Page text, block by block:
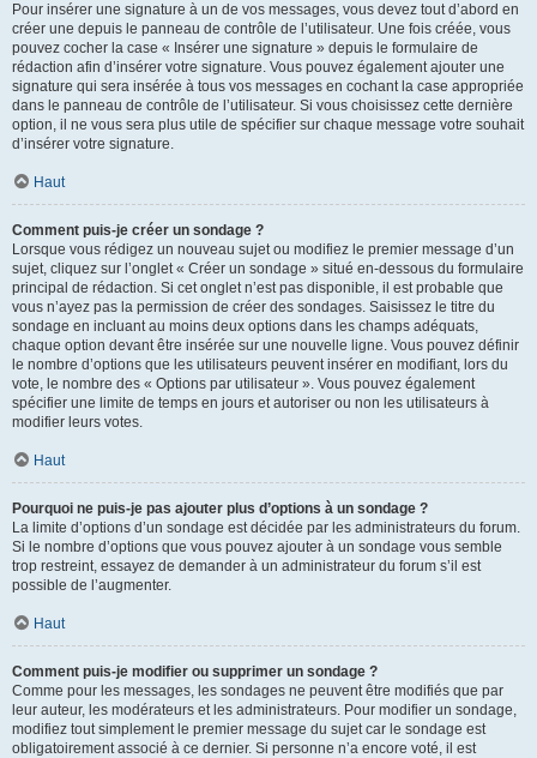
Pour insérer une signature à un de vos messages, vous devez tout d’abord en
créer une depuis le panneau de contrôle de l’utilisateur. Une fois créée, vous
pouvez cocher la case « Insérer une signature » depuis le formulaire de
rédaction afin d’insérer votre signature. Vous pouvez également ajouter une
signature qui sera insérée à tous vos messages en cochant la case appropriée
dans le panneau de contrôle de l’utilisateur. Si vous choisissez cette dernière
option, il ne vous sera plus utile de spécifier sur chaque message votre souhait
d’insérer votre signature.
Haut
Comment puis-je créer un sondage ?
Lorsque vous rédigez un nouveau sujet ou modifiez le premier message d’un
sujet, cliquez sur l’onglet « Créer un sondage » situé en-dessous du formulaire
principal de rédaction. Si cet onglet n’est pas disponible, il est probable que
vous n’ayez pas la permission de créer des sondages. Saisissez le titre du
sondage en incluant au moins deux options dans les champs adéquats,
chaque option devant être insérée sur une nouvelle ligne. Vous pouvez définir
le nombre d’options que les utilisateurs peuvent insérer en modifiant, lors du
vote, le nombre des « Options par utilisateur ». Vous pouvez également
spécifier une limite de temps en jours et autoriser ou non les utilisateurs à
modifier leurs votes.
Haut
Pourquoi ne puis-je pas ajouter plus d’options à un sondage ?
La limite d’options d’un sondage est décidée par les administrateurs du forum.
Si le nombre d’options que vous pouvez ajouter à un sondage vous semble
trop restreint, essayez de demander à un administrateur du forum s’il est
possible de l’augmenter.
Haut
Comment puis-je modifier ou supprimer un sondage ?
Comme pour les messages, les sondages ne peuvent être modifiés que par
leur auteur, les modérateurs et les administrateurs. Pour modifier un sondage,
modifiez tout simplement le premier message du sujet car le sondage est
obligatoirement associé à ce dernier. Si personne n’a encore voté, il est